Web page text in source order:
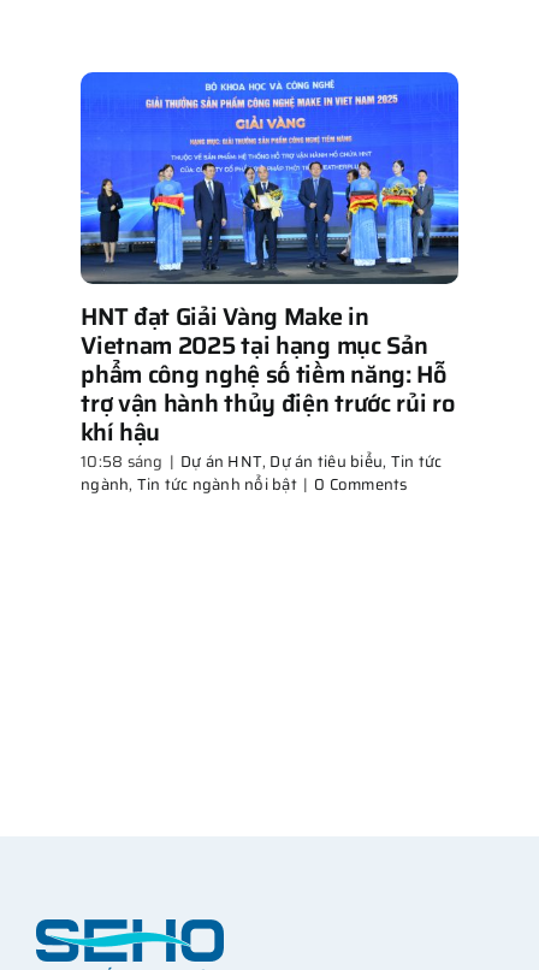
HNT đạt Giải Vàng Make in
Vietnam 2025 tại hạng mục Sản
phẩm công nghệ số tiềm năng: Hỗ
trợ vận hành thủy điện trước rủi ro
khí hậu
10:58 sáng | Dự án HNT, Dự án tiêu biểu, Tin tức
ngành, Tin tức ngành nổi bật | 0 Comments